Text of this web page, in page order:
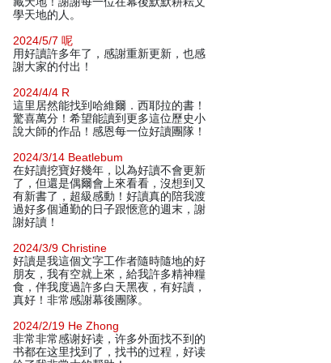
學天地的人。
2024/5/7 呢
用好讀許多年了，感謝重新更新，也感
謝大家的付出！
2024/4/4 R
這里居然能找到哈維爾．西耶拉的書！
驚喜萬分！希望能讀到更多這位歷史小
說大師的作品！感恩每一位好讀團隊！
2024/3/14 Beatlebum
在好讀挖寶好幾年，以為好讀不會更新
了，但還是偶爾會上來看看，沒想到又
有新書了，超級感動！好讀真的陪我渡
過好多個通勤的日子跟愜意的週末，謝
謝好讀！
2024/3/9 Christine
好讀是我這個文字工作者隨時隨地的好
朋友，我有空就上來，給我許多精神糧
食，伴我度過許多白天黑夜，有好讀，
真好！非常感謝幕後團隊。
2024/2/19 He Zhong
非常非常感谢好读，许多外面找不到的
书都在这里找到了，找书的过程，好读